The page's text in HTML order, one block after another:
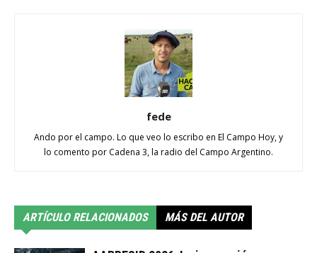
fede
Ando por el campo. Lo que veo lo escribo en El Campo Hoy, y
lo comento por Cadena 3, la radio del Campo Argentino.
ARTÍCULO RELACIONADOS MÁS DEL AUTOR